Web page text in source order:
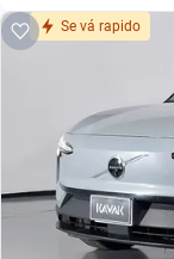
Se vá rapido